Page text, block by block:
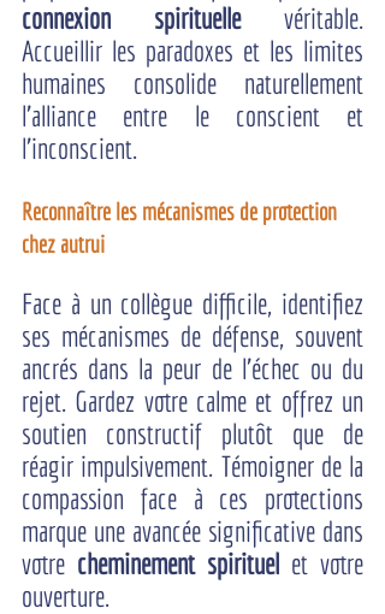
connexion spirituelle véritable.
Accueillir les paradoxes et les limites
humaines consolide naturellement
l'alliance entre le conscient et
l'inconscient.
Reconnaître les mécanismes de protection
chez autrui
Face à un collègue difficile, identifiez
ses mécanismes de défense, souvent
ancrés dans la peur de l'échec ou du
rejet. Gardez votre calme et offrez un
soutien constructif plutôt que de
réagir impulsivement. Témoigner de la
compassion face à ces protections
marque une avancée significative dans
votre cheminement spirituel et votre
ouverture.